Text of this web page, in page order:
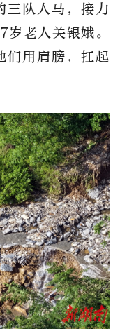
三队人马，接力
老人关银娥。
用肩膀，扛起